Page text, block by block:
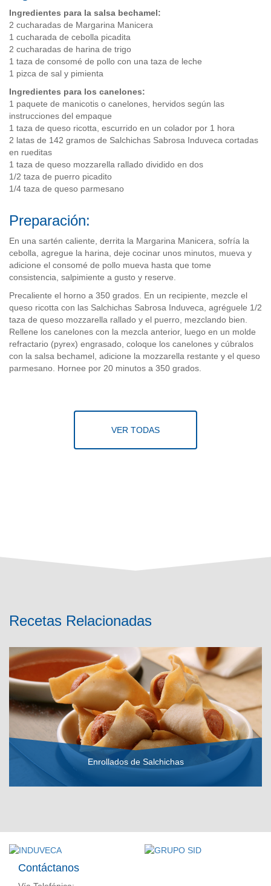
Ingredientes para la salsa bechamel:
2 cucharadas de Margarina Manicera
1 cucharada de cebolla picadita
2 cucharadas de harina de trigo
1 taza de consomé de pollo con una taza de leche
1 pizca de sal y pimienta
Ingredientes para los canelones:
1 paquete de manicotis o canelones, hervidos según las
instrucciones del empaque
1 taza de queso ricotta, escurrido en un colador por 1 hora
2 latas de 142 gramos de Salchichas Sabrosa Induveca cortadas
en rueditas
1 taza de queso mozzarella rallado dividido en dos
1/2 taza de puerro picadito
1/4 taza de queso parmesano
Preparación:
En una sartén caliente, derrita la Margarina Manicera, sofría la
cebolla, agregue la harina, deje cocinar unos minutos, mueva y
adicione el consomé de pollo mueva hasta que tome
consistencia, salpimiente a gusto y reserve.
Precaliente el horno a 350 grados. En un recipiente, mezcle el
queso ricotta con las Salchichas Sabrosa Induveca, agréguele 1/2
taza de queso mozzarella rallado y el puerro, mezclando bien.
Rellene los canelones con la mezcla anterior, luego en un molde
refractario (pyrex) engrasado, coloque los canelones y cúbralos
con la salsa bechamel, adicione la mozzarella restante y el queso
parmesano. Hornee por 20 minutos a 350 grados.
VER TODAS
Recetas Relacionadas
Enrollados de Salchichas
Contáctanos